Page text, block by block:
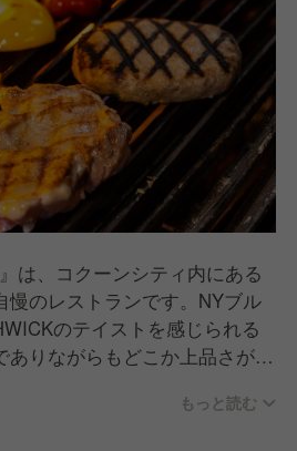
は、コクーンシティ内にある
慢のレストランです。NYブル
のテイストを感じられる
ありながらもどこか上品さがあ
もっと読む